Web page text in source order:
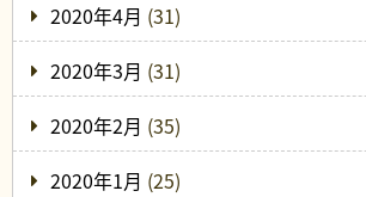
2020年4月 (31)
2020年3月 (31)
2020年2月 (35)
2020年1月 (25)